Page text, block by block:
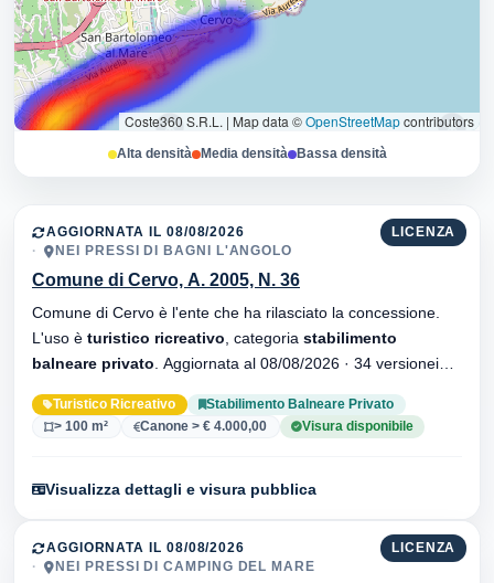
Coste360 S.R.L. | Map data ©OpenStreetMapcontributors
Alta densità Media densità Bassa densità
LICENZA
AGGIORNATA IL 08/08/2026
NEI PRESSI DI BAGNI L'ANGOLO
Comune di Cervo, A. 2005, N. 36
Comune di Cervo è l'ente che ha rilasciato la concessione.
L'uso è turistico ricreativo , categoria stabilimento
balneare privato
Turistico Ricreativo
Stabilimento Balneare Privato
> 100 m²
Canone > € 4.000,00 Visura disponibile
Visualizza dettagli e visura pubblica
LICENZA
AGGIORNATA IL 08/08/2026
NEI PRESSI DI CAMPING DEL MARE